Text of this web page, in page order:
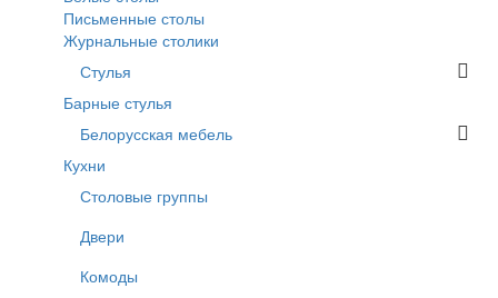
Письменные столы
Журнальные столики
Стулья
Барные стулья
Белорусская мебель
Кухни
Столовые группы
Двери
Комоды